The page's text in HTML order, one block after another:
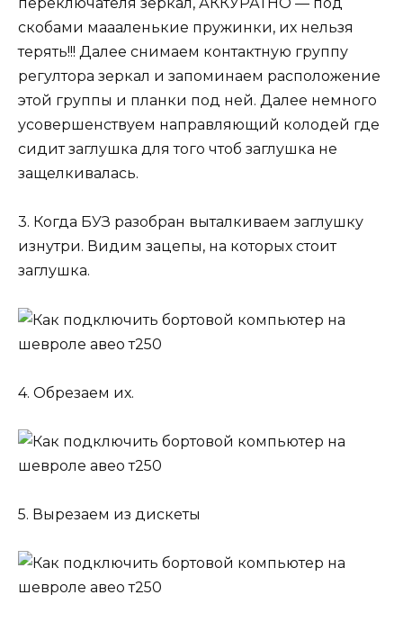
скобами маааленькие пружинки, их нельзя
терять!!! Далее снимаем контактную группу
регултора зеркал и запоминаем расположение
этой группы и планки под ней. Далее немного
усовершенствуем направляющий колодей где
сидит заглушка для того чтоб заглушка не
защелкивалась.
3. Когда БУЗ разобран выталкиваем заглушку
изнутри. Видим зацепы, на которых стоит
заглушка.
4. Обрезаем их.
5. Вырезаем из дискеты